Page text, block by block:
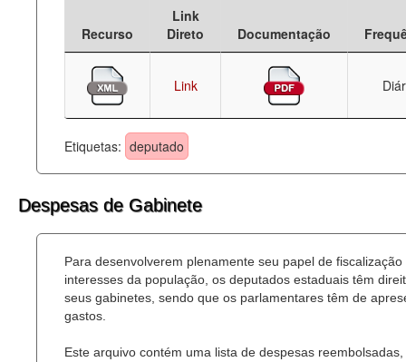
Administração
Legislação
Agenda
Perguntas frequentes
Recurso
Link
Direto
Documentação
Link
Etiquetas: deputado
Despesas de Gabinete
Para desenvolverem plenamente seu papel de
interesses da população, os deputados estaduais têm
seus gabinetes, sendo que os parlamentares têm de
gastos.
Este arquivo contém uma lista de despesas